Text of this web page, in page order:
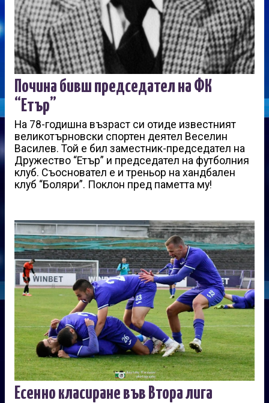
Почина бивш председател на ФК
“Етър”
На 78-годишна възраст си отиде известният
великотърновски спортен деятел Веселин
Василев. Той е бил заместник-председател на
Дружество “Етър” и председател на футболния
клуб. Съосновател е и треньор на хандбален
клуб “Боляри”. Поклон пред паметта му!
Есенно класиране във Втора лига